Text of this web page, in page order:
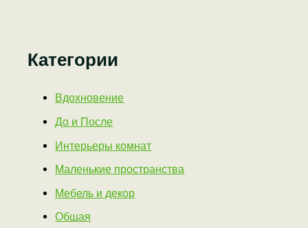
Категории
Вдохновение
До и После
Интерьеры комнат
Маленькие пространства
Мебель и декор
Общая